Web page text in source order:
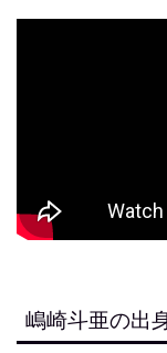
嶋崎斗亜の出